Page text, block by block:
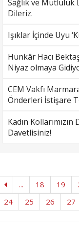
Sağlık ve Mutluluk
Dileriz.
Işıklar İçinde Uyu
Hünkâr Hacı
Niyaz olmaya
CEM Vakfı
Önderleri İstişare
Kadın
Davetlisiniz!
... 18 19
24
25 26 27